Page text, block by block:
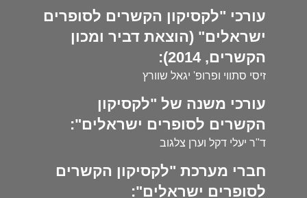
עורכי "לקסיקון הקשרים לסופרים
ישראלים" (הוצאת דביר ומכון
הקשרים, 2014):
זיסי סתווי ופרופ' יגאל שוורץ
עורכי משנה של "לקסיקון
הקשרים לסופרים ישראלים":
ד"ר יעלי דקל וערן צלגוב
חברי מערכת "לקסיקון הקשרים
לסופרים ישראלים":